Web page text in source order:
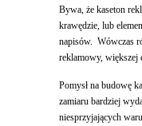
Bywa, że kaseton
krawędzie, lub
napisów. Wówczas
reklamowy, większej
Pomysł na budowę
zamiaru bardziej
niesprzyjających